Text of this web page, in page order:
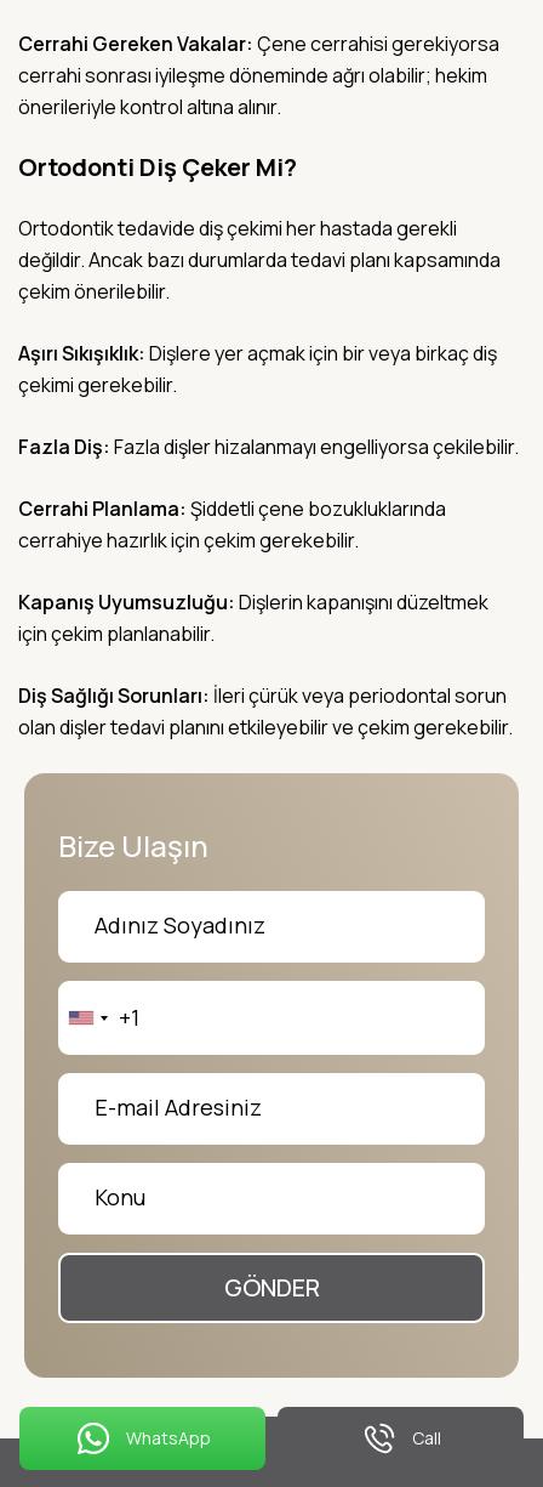
WhatsApp Call
Cerrahi Gereken Vakalar: Çene cerrahisi gerekiyorsa
cerrahi sonrası iyileşme döneminde ağrı olabilir; hekim
önerileriyle kontrol altına alınır.
Ortodonti Diş Çeker Mi?
Ortodontik tedavide diş çekimi her hastada gerekli
değildir. Ancak bazı durumlarda tedavi planı kapsamında
çekim önerilebilir.
Aşırı Sıkışıklık: Dişlere yer açmak için bir veya birkaç diş
çekimi gerekebilir.
Fazla Diş: Fazla dişler hizalanmayı engelliyorsa çekilebilir.
Cerrahi Planlama: Şiddetli çene bozukluklarında
cerrahiye hazırlık için çekim gerekebilir.
Kapanış Uyumsuzluğu: Dişlerin kapanışını düzeltmek
için çekim planlanabilir.
Diş Sağlığı Sorunları: İleri çürük veya periodontal sorun
olan dişler tedavi planını etkileyebilir ve çekim gerekebilir.
Bize Ulaşın
GÖNDER
Benzer Yazılar